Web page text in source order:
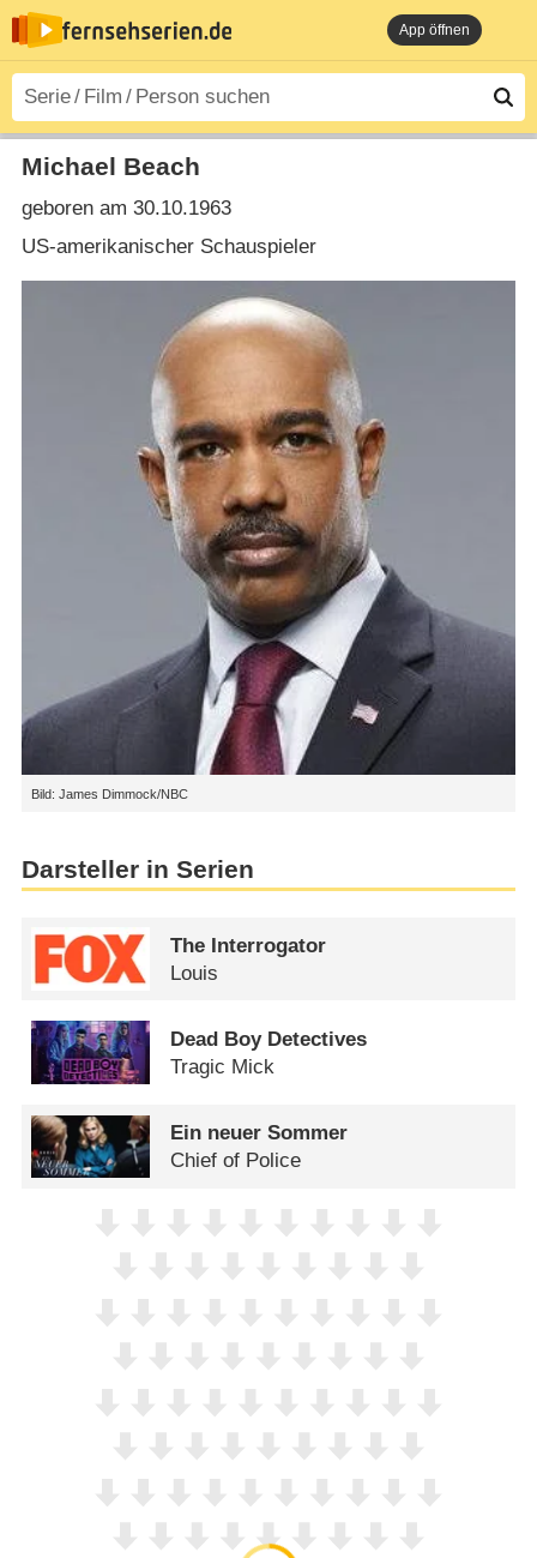
App öffnen
Bild: James Dimmock/NBC
Michael Beach
geboren am 30.10.1963
US-amerikanischer Schauspieler
Darsteller in Serien
The Interrogator
Louis
Dead Boy Detectives
Tragic Mick
Ein neuer Sommer
Chief of Police